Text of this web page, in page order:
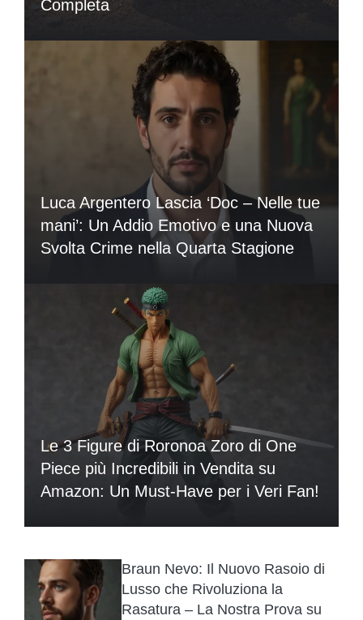
Completa
Luca Argentero Lascia ‘Doc – Nelle tue
mani’: Un Addio Emotivo e una Nuova
Svolta Crime nella Quarta Stagione
Le 3 Figure di Roronoa Zoro di One
Piece più Incredibili in Vendita su
Amazon: Un Must-Have per i Veri Fan!
Braun Nevo: Il Nuovo Rasoio di
Lusso che Rivoluziona la
Rasatura – La Nostra Prova su